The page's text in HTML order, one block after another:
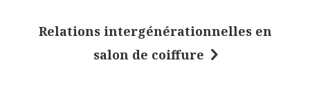
Relations intergénérationnelles en
salon de coiffure